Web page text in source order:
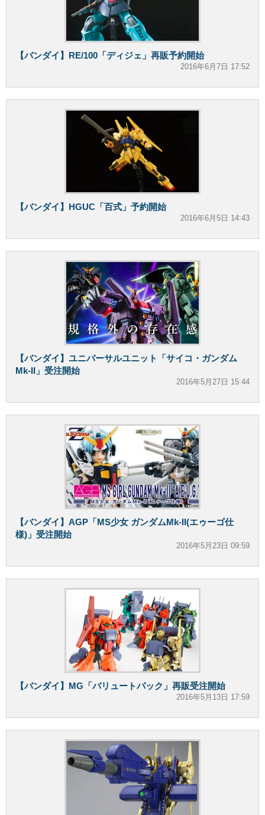
【バンダイ】RE/100「ディジェ」再販予約開始
2016年6月7日 17:52
【バンダイ】HGUC「百式」予約開始
2016年6月5日 14:43
【バンダイ】ユニバーサルユニット「サイコ・ガンダム
Mk-II」受注開始
2016年5月27日 15:44
【バンダイ】AGP「MS少女 ガンダムMk-II(エゥーゴ仕
様)」受注開始
2016年5月23日 09:59
【バンダイ】MG「バリュートパック」再販受注開始
2016年5月13日 17:59